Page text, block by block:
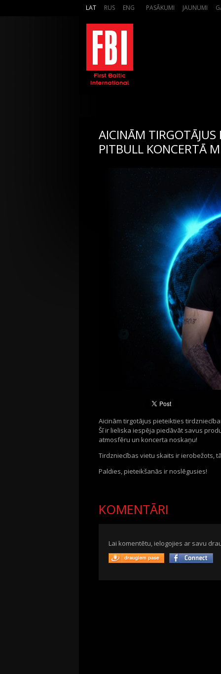
LAT RUS ENG PASĀKUMI JAUNUMI
AICINĀM TIRGOTĀJUS
PITBULL KONCERTĀ
Aicinām tirgotājus pieteikties
Šī ir lieliska iespēja piedāvāt savus
atmosfēru un koncerta noskaņu!
Tirdzniecības vietu skaits ir ierobežots,
Paldies, pieteikšanās ir noslēgusies!
KOMENTĀRI
Lai komentētu, ielogojies ar savu